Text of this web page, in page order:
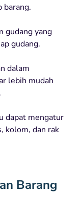
barang.
gudang yang
gudang.
dalam
lebih mudah
dapat mengatur
kolom, dan rak
Barang